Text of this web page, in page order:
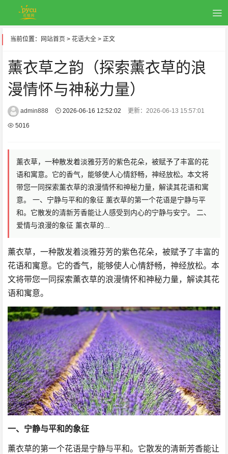
当前位置： 网站首页 > 花语大全 > 正文
薰衣草之韵（探索薰衣草的浪
漫情怀与神秘力量）
admin888 2026-06-16 12:52:02 更新：2026-06-13 15:57:01
5016
薰衣草，一种散发着淡雅芬芳的紫色花朵，被赋予了丰富的花
语和寓意。它的香气，能够使人心情舒畅，神经放松。本文将
带您一同探索薰衣草的浪漫情怀和神秘力量，解读其花语和寓
意。 一、宁静与平和的象征 薰衣草的第一个花语是宁静与平
和。它散发的清新芳香能让人感受到内心的宁静与安宁。 二、
爱情与浪漫的象征 薰衣草的...
薰衣草，一种散发着淡雅芬芳的紫色花朵，被赋予了丰富的
花语和寓意。它的香气，能够使人心情舒畅，神经放松。本
文将带您一同探索薰衣草的浪漫情怀和神秘力量，解读其花
语和寓意。
一、宁静与平和的象征
薰衣草的第一个花语是宁静与平和。它散发的清新芳香能让